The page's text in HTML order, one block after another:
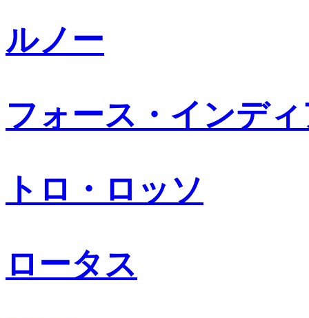
ルノー
フォース・インデ
トロ・ロッソ
ロータス